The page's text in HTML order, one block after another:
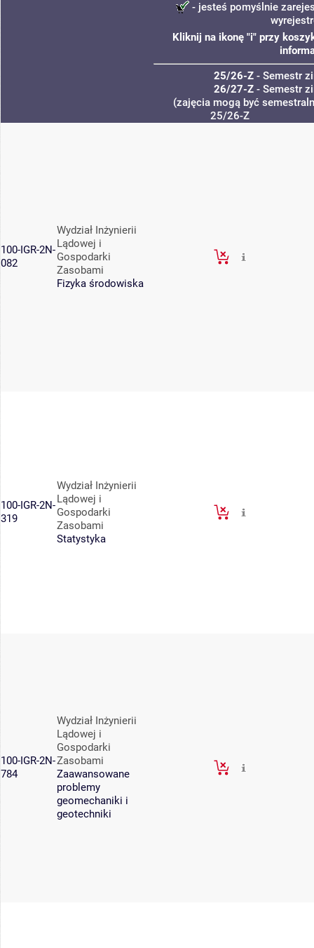
- jesteś pomyślnie
Kliknij na ikonę "i" przy
25/26-Z- Semestr
26/27-Z- Semestr
(zajęcia mogą być
25/26-Z
100-IGR-2N-
082
Wydział Inżynierii
Lądowej i
Gospodarki
Zasobami
Fizyka środowiska
100-IGR-2N-
319
Wydział Inżynierii
Lądowej i
Gospodarki
Zasobami
Statystyka
100-IGR-2N-
784
Wydział Inżynierii
Lądowej i
Gospodarki
Zasobami
Zaawansowane
problemy
geomechaniki i
geotechniki